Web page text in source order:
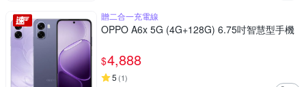
贈二合一充電線
OPPO A6x 5G (4G+128G) 6.75吋智慧型手機
$4,888
5 (1)